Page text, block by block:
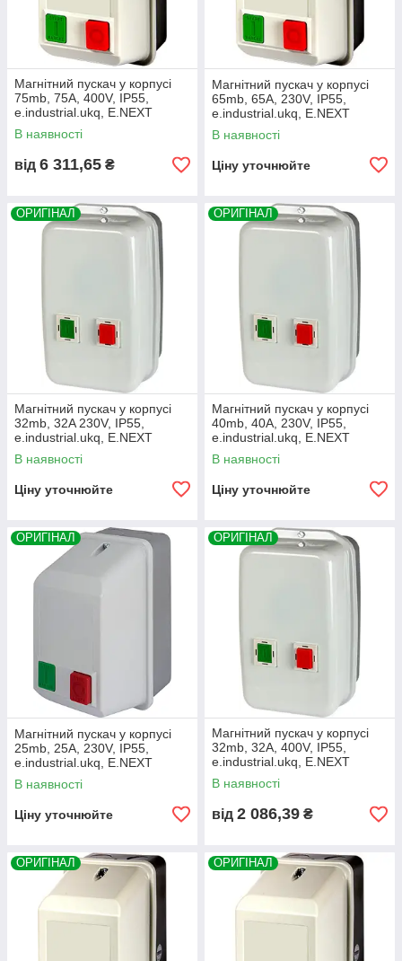
Магнітний пускач у корпусі
75mb, 75А, 400V, IP55,
e.industrial.ukq, E.NEXT
(i0100010)
В наявності
від 6 311,65 ₴
Магнітний пускач у корпусі
65mb, 65А, 230V, IP55,
e.industrial.ukq, E.NEXT
(i0100019)
В наявності
Ціну уточнюйте
ОРИГІНАЛ
Магнітний пускач у корпусі
32mb, 32A 230V, IP55,
e.industrial.ukq, E.NEXT
(i0100014)
В наявності
Ціну уточнюйте
ОРИГІНАЛ
Магнітний пускач у корпусі
40mb, 40А, 230V, IP55,
e.industrial.ukq, E.NEXT
(i0100017)
В наявності
Ціну уточнюйте
ОРИГІНАЛ
Магнітний пускач у корпусі
25mb, 25А, 230V, IP55,
e.industrial.ukq, E.NEXT
(i0100022)
В наявності
Ціну уточнюйте
ОРИГІНАЛ
Магнітний пускач у корпусі
32mb, 32А, 400V, IP55,
e.industrial.ukq, E.NEXT
(i0100005)
В наявності
від 2 086,39 ₴
ОРИГІНАЛ ОРИГІНАЛ